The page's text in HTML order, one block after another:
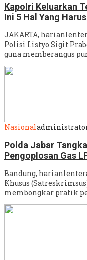
Kapolri Keluarkan
Ini 5 Hal Yang
JAKARTA,
Polisi Listyo Sigit
guna memberangus
Nasional
Polda Jabar
Pengoplosan Gas
Bandung,
Khusus
membongkar pratik